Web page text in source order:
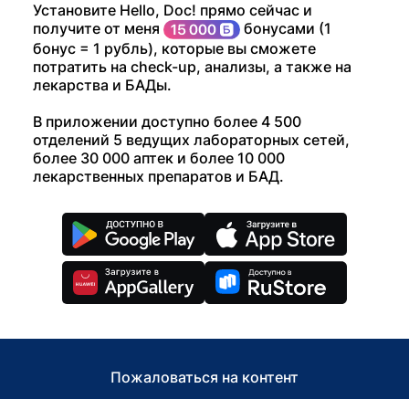
Установите Hello, Doc! прямо сейчас и
получите от меня
бонусами (1
бонус = 1 рубль), которые вы сможете
потратить на check-up, анализы, а также на
лекарства и БАДы.
В приложении доступно более 4 500
отделений 5 ведущих лабораторных сетей,
более 30 000 аптек и более 10 000
лекарственных препаратов и БАД.
Пожаловаться на контент